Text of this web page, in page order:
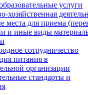
услуги
хозяйственная
места для приема
и иные виды
сотрудничество
питания в
организации
стандарты и